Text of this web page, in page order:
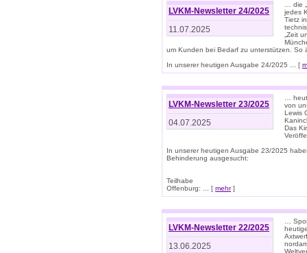
LVKM-Newsletter 24/2025
11.07.2025
… die
jedes
Tietz
„Zeit
um Kunden bei Bedarf zu unterstützen.
In unserer heutigen Ausgabe 24/2025 ... [
LVKM-Newsletter 23/2025
04.07.2025
…
von
Lewis
Das
In unserer heutigen Ausgabe 23/2025
Behinderung ausgesucht:
Teilhabe
Offenburg: ... [ mehr]
LVKM-Newsletter 22/2025
13.06.2025
…